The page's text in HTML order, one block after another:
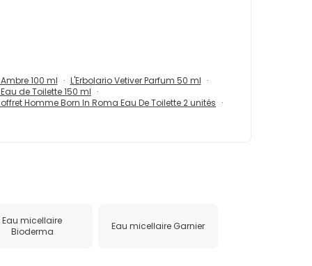
100 ml
L'Erbolario Vetiver Parfum 50 ml
de Toilette 150 ml
Homme Born In Roma Eau De Toilette 2 unités
Eau micellaire
Bioderma
Eau micellaire Garnier